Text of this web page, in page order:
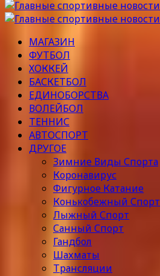
МАГАЗИН
ФУТБОЛ
ХОККЕЙ
БАСКЕТБОЛ
ЕДИНОБОРСТВА
ВОЛЕЙБОЛ
ТЕННИС
АВТОСПОРТ
ДРУГОЕ
Зимние Виды Спорта
Коронавирус
Фигурное Катание
Конькобежный Спорт
Лыжный Спорт
Санный Спорт
Гандбол
Шахматы
Трансляции